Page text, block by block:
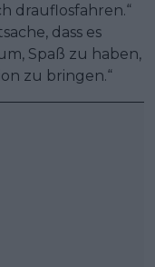
drauflosfahren.“
dass es
Spaß zu haben,
zu bringen.“